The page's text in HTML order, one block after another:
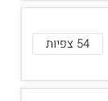
54 צפיות